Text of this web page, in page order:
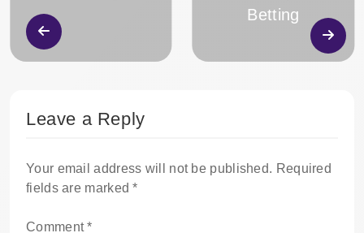
Betting
Leave a Reply
Your email address will not be published. Required
fields are marked*
Comment*